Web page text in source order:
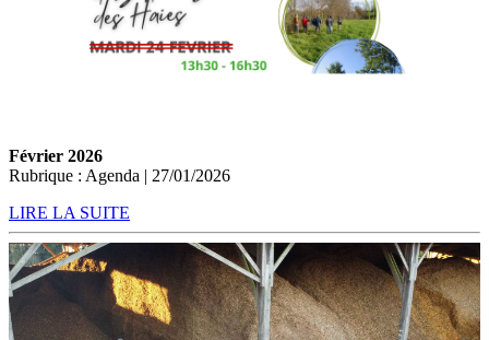
Février 2026
Rubrique : Agenda | 27/01/2026
LIRE LA SUITE